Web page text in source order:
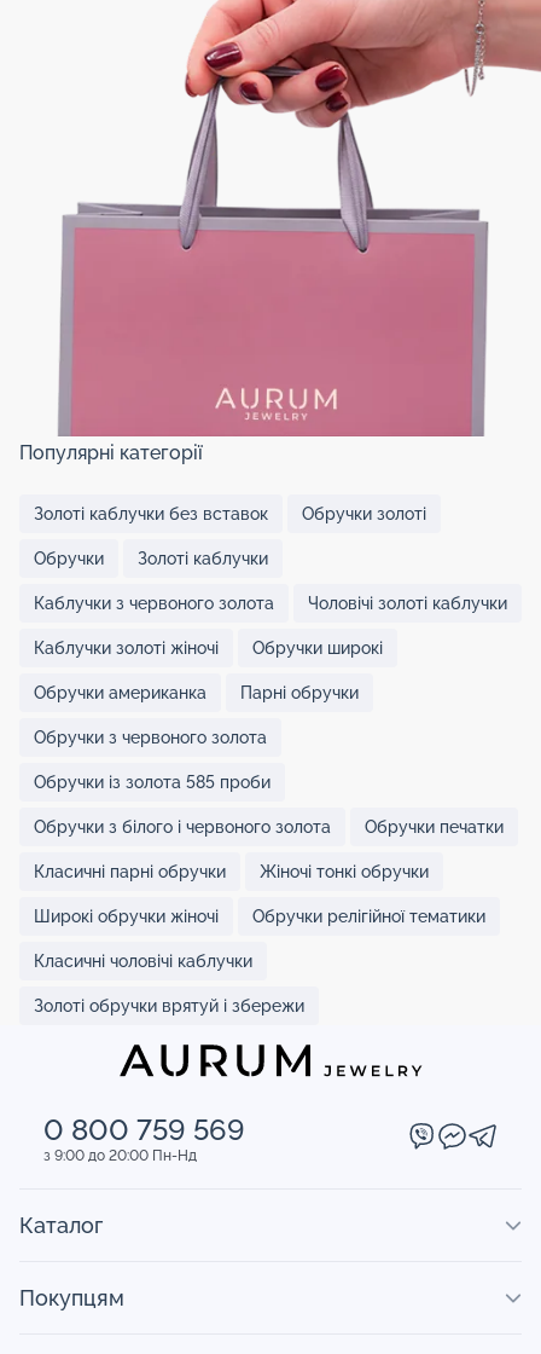
Популярні категорії
Золоті каблучки без вставок Обручки золоті
Обручки Золоті каблучки
Каблучки з червоного золота Чоловічі золоті каблучки
Каблучки золоті жіночі Обручки широкі
Обручки американка Парні обручки
Обручки з червоного золота
Обручки із золота 585 проби
Обручки з білого і червоного золота Обручки печатки
Класичні парні обручки Жіночі тонкі обручки
Широкі обручки жіночі Обручки релігійної тематики
Класичні чоловічі каблучки
Золоті обручки врятуй і збережи
0 800 759 569
з 9:00 до 20:00 Пн-Нд
Каталог
Покупцям